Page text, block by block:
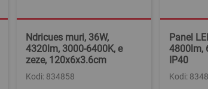
Ndricues muri, 36W,
4320lm, 3000-6400K, e
zeze, 120x6x3.6cm
Kodi: 834858
Panel
4800lm,
IP40
Kodi: